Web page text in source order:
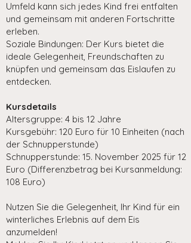
Umfeld kann sich jedes Kind frei entfalten
und gemeinsam mit anderen Fortschritte
erleben.
Soziale Bindungen: Der Kurs bietet die
ideale Gelegenheit, Freundschaften zu
knüpfen und gemeinsam das Eislaufen zu
entdecken.
Kursdetails
Altersgruppe: 4 bis 12 Jahre
Kursgebühr: 120 Euro für 10 Einheiten (nach
der Schnupperstunde)
Schnupperstunde: 15. November 2025 für 12
Euro (Differenzbetrag bei Kursanmeldung:
108 Euro)
Nutzen Sie die Gelegenheit, Ihr Kind für ein
winterliches Erlebnis auf dem Eis
anzumelden!